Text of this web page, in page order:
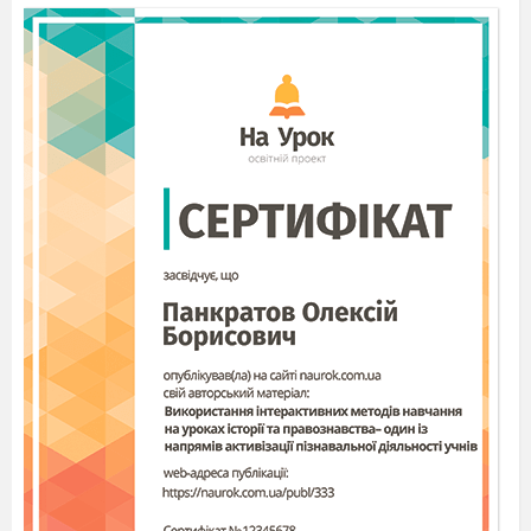
Поняття парадокса.(протиріччя
здоровому глузду)
Особливості модернізму.(сучасний,
новітній. Руйнував існуючі уявлення,
традиційні ідеї, форми, жанри та
шукав нові)
ІУ. Робота над темою уроку
Висловлювання сучасників про
Бодлера («Аукціон думок»)
*Більшість сучасників називали Бодлера
аморальним, небезпечним богохульником,
напівбожевільним. (група Б готувала
повідомлення висловлювання про поета
відомих людей)
Поет Теодор де Басквіль говорив про нього
інше: «Якщо можна назвати людину